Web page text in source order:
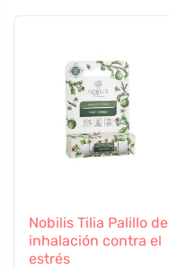
Nobilis Tilia Palillo de
inhalación contra el
estrés